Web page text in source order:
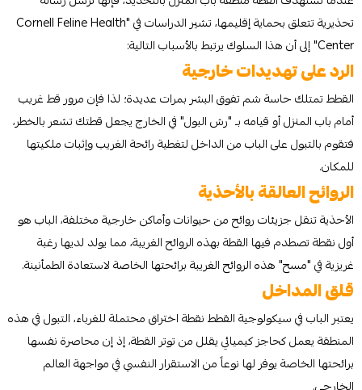
تحذيرية تتعلق بحماية إقليمها، تشير الدراسات في "Cornell Feline Health
Center" إلى أن هذا السلوك يرتبط بالأسباب التالية:
الرد على تهديدات خارجية
القطط تمتلك حاسة شم تفوق البشر بمرات عديدة؛ لذا فإن مرور قط غريب
أمام باب المنزل أو قيامه بـ "رش البول" في الخارج يجعل قطتك تشعر بالخطر،
فتقوم بالتبول على الباب من الداخل لتغطية رائحة الغريب وإثبات ملكيتها
للمكان.
الروائح العالقة بالأحذية
الأحذية تنقل جزيئات روائح من حيوانات وأماكن خارجية مختلفة، الباب هو
أول نقطة تصطدم فيها القطة بهذه الروائح الغريبة، مما يولد لديها رغبة
غريزية في "مسح" هذه الروائح الغريبة برائحتها الخاصة لاستعادة الطمأنينة.
قلق المداخل
يعتبر الباب في سيكولوجية القطط نقطة اختراق محتملة للغرباء، التبول في هذه
المنطقة يعمل كحاجز كيميائي يقلل من توتر القطة، إذ إن محاصرة نفسها
برائحتها الخاصة يوفر لها نوعاً من الاستقرار النفسي في مواجهة العالم